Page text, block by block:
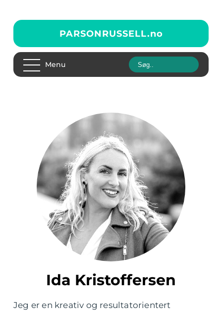
PARSONRUSSELL.no
Menu
Ida Kristoffersen
Jeg er en kreativ og resultatorientert